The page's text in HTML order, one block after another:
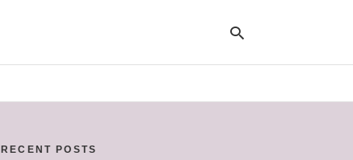
RECENT POSTS